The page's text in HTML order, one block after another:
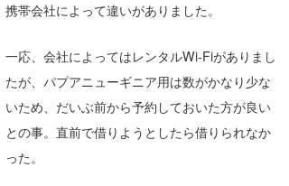
携帯会社によって違いがありました。
一応、会社によってはレンタルWi-Fiがありまし
たが、パプアニューギニア用は数がかなり少な
いため、だいぶ前から予約しておいた方が良い
との事。直前で借りようとしたら借りられなか
った。